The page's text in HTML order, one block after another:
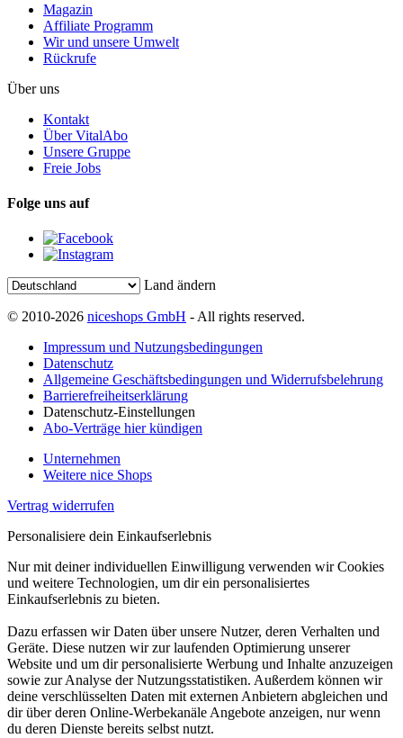
Magazin
Affiliate Programm
Wir und unsere Umwelt
Rückrufe
Über uns
Kontakt
Über VitalAbo
Unsere Gruppe
Freie Jobs
Folge uns auf
Land ändern
© 2010-2026 niceshops GmbH - All rights reserved.
Impressum und Nutzungsbedingungen
Datenschutz
Allgemeine Geschäftsbedingungen und Widerrufsbelehrung
Barrierefreiheitserklärung
Datenschutz-Einstellungen
Abo-Verträge hier kündigen
Unternehmen
Weitere nice Shops
Vertrag widerrufen
Personalisiere dein Einkaufserlebnis
Nur mit deiner individuellen Einwilligung verwenden wir Cookies
und weitere Technologien, um dir ein personalisiertes
Einkaufserlebnis zu bieten.
Dazu erfassen wir Daten über unsere Nutzer, deren Verhalten und
Geräte. Diese nutzen wir zur laufenden Optimierung unserer
Website und um dir personalisierte Werbung und Inhalte anzuzeigen
sowie zur Analyse der Nutzungsstatistiken. Außerdem können wir
deine verschlüsselten Daten mit externen Anbietern abgleichen und
dir über deren Online-Werbekanäle Angebote anzeigen, nur wenn
du deren Dienste bereits selbst nutzt.